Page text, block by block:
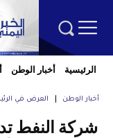
الرئيسية أخبار الوطن
أخبار الوطن العرض في
شركة النفط